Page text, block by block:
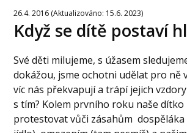
26.4. 2016 (Aktualizováno: 15.6. 2023)
Když se dítě postaví
Své děti milujeme, s úžasem
dokážou, jsme ochotni udělat pro ně
víc nás překvapují a trápí jejich
s tím? Kolem prvního roku naše dítko
protestovat vůči zásahům dospěláka